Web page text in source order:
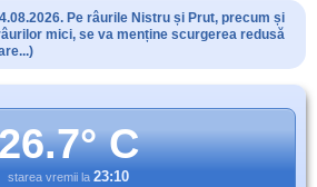
Pe râurile Nistru și Prut, precum și
mici, se va menține scurgerea redusă
C
starea vremii la 23:10